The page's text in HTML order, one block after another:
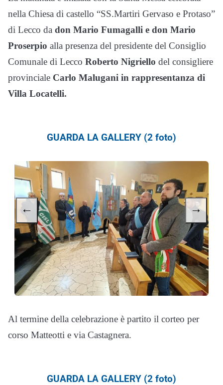
nella Chiesa di castello “SS.Martiri Gervaso e Protaso”
di Lecco da don Mario Fumagalli e don Mario
Proserpio alla presenza del presidente del Consiglio
Comunale di Lecco Roberto Nigriello del consigliere
provinciale Carlo Malugani in rappresentanza di
Villa Locatelli.
GUARDA LA GALLERY (2 foto)
← →
Al termine della celebrazione è partito il corteo per
corso Matteotti e via Castagnera.
GUARDA LA GALLERY (2 foto)